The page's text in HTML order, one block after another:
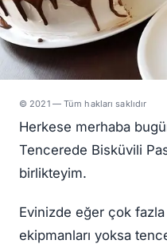
© 2021 — Tüm hakları saklıdır
Herkese merhaba
Tencerede Bisküvili
birlikteyim.
Evinizde eğer çok
ekipmanları yoksa